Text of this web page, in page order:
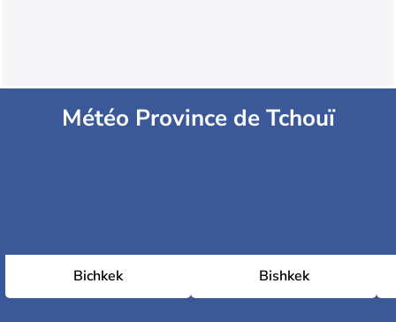
Météo Province de Tchouï
Bichkek Bishkek